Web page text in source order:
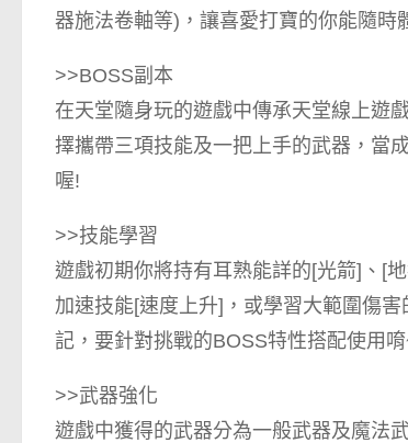
器施法卷軸等)，讓喜愛打寶的你能隨時
>>BOSS副本
在天堂隨身玩的遊戲中傳承天堂線上遊
擇攜帶三項技能及一把上手的武器，當
喔!
>>技能學習
遊戲初期你將持有耳熟能詳的[光箭]、[
加速技能[速度上升]，或學習大範圍傷
記，要針對挑戰的BOSS特性搭配使用
>>武器強化
遊戲中獲得的武器分為一般武器及魔法